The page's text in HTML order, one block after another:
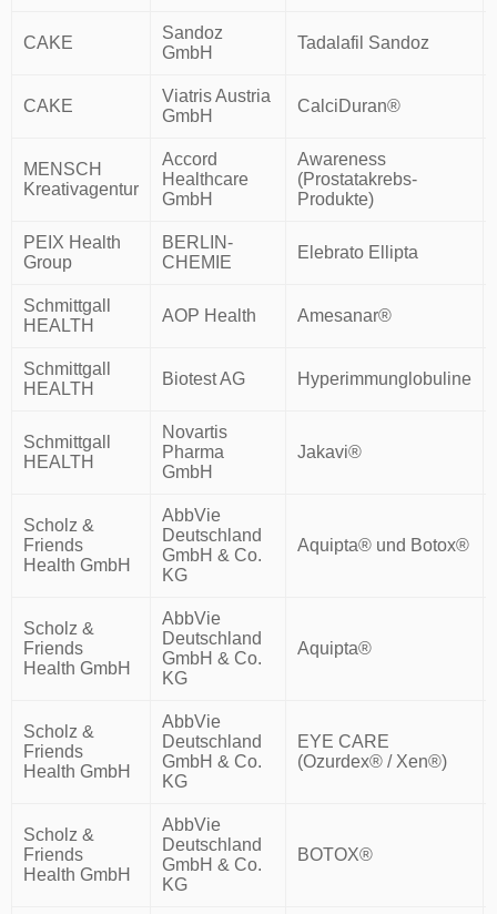
CAKE
Sandoz
GmbH
Tadalafil Sandoz
CAKE
Viatris Austria
GmbH
CalciDuran®
MENSCH
Kreativagentur
Accord
Healthcare
GmbH
Awareness
(Prostatakrebs-
Produkte)
PEIX Health
Group
BERLIN-
CHEMIE
Elebrato Ellipta
Schmittgall
HEALTH
AOP Health Amesanar®
Schmittgall
HEALTH
Biotest AG Hyperimmunglobuline
Schmittgall
HEALTH
Novartis
Pharma
GmbH
Jakavi®
Scholz &
Friends
Health GmbH
AbbVie
Deutschland
GmbH & Co.
KG
Aquipta® und Botox®
Scholz &
Friends
Health GmbH
AbbVie
Deutschland
GmbH & Co.
KG
Aquipta®
Scholz &
Friends
Health GmbH
AbbVie
Deutschland
GmbH & Co.
KG
EYE CARE
(Ozurdex® / Xen®)
Scholz &
Friends
Health GmbH
AbbVie
Deutschland
GmbH & Co.
KG
BOTOX®